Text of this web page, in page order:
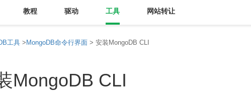
教程 驱动 工具 网站转让
工具 > MongoDB命令行界面 > 安装MongoDB CLI
MongoDB CLI